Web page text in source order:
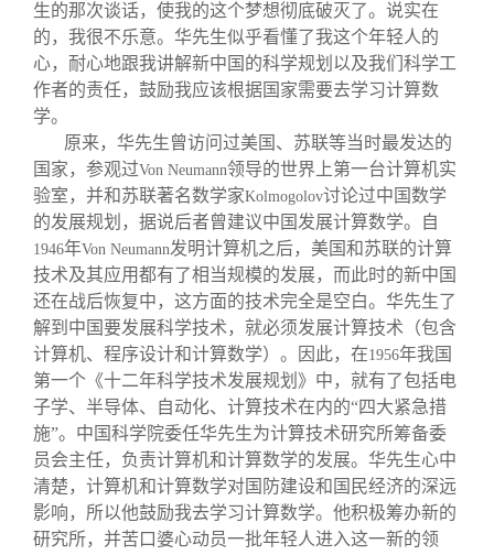
信息化服务
实用信息
总会简介
总会章程
理事会名单
制度法规
联系我们
关闭
生的那次谈话，使我的这个梦想彻底破灭了。说实在
的，我很不乐意。华先生似乎看懂了我这个年轻人的
心，耐心地跟我讲解新中国的科学规划以及我们科学工
作者的责任，鼓励我应该根据国家需要去学习计算数
学。
原来，华先生曾访问过美国、苏联等当时最发达的
国家，参观过Von Neumann领导的世界上第一台计算机实
验室，并和苏联著名数学家Kolmogolov讨论过中国数学
的发展规划，据说后者曾建议中国发展计算数学。自
1946年Von Neumann发明计算机之后，美国和苏联的计算
技术及其应用都有了相当规模的发展，而此时的新中国
还在战后恢复中，这方面的技术完全是空白。华先生了
解到中国要发展科学技术，就必须发展计算技术（包含
计算机、程序设计和计算数学）。因此，在1956年我国
第一个《十二年科学技术发展规划》中，就有了包括电
子学、半导体、自动化、计算技术在内的“四大紧急措
施”。中国科学院委任华先生为计算技术研究所筹备委
员会主任，负责计算机和计算数学的发展。华先生心中
清楚，计算机和计算数学对国防建设和国民经济的深远
影响，所以他鼓励我去学习计算数学。他积极筹办新的
研究所，并苦口婆心动员一批年轻人进入这一新的领